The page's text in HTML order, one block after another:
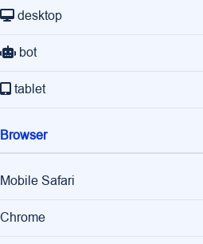
desktop
bot
tablet
Browser
Mobile Safari
Chrome